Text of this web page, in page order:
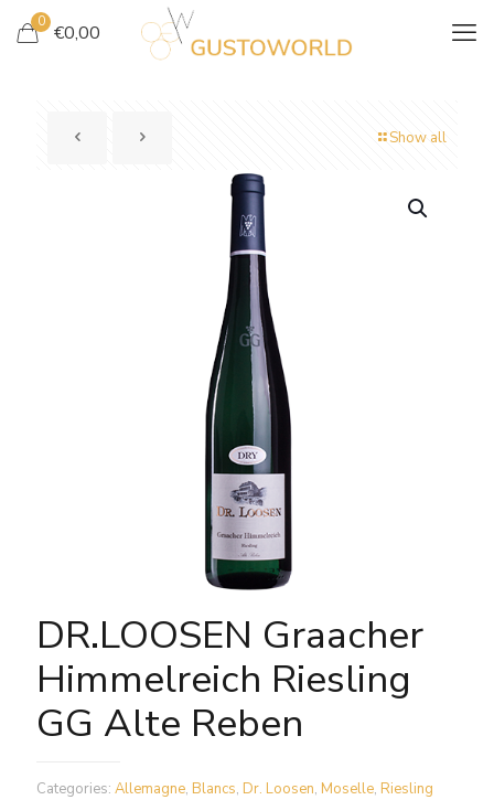
0 €0,00
Show all
DR.LOOSEN Graacher
Himmelreich Riesling
GG Alte Reben
Categories: Allemagne, Blancs, Dr. Loosen, Moselle, Riesling